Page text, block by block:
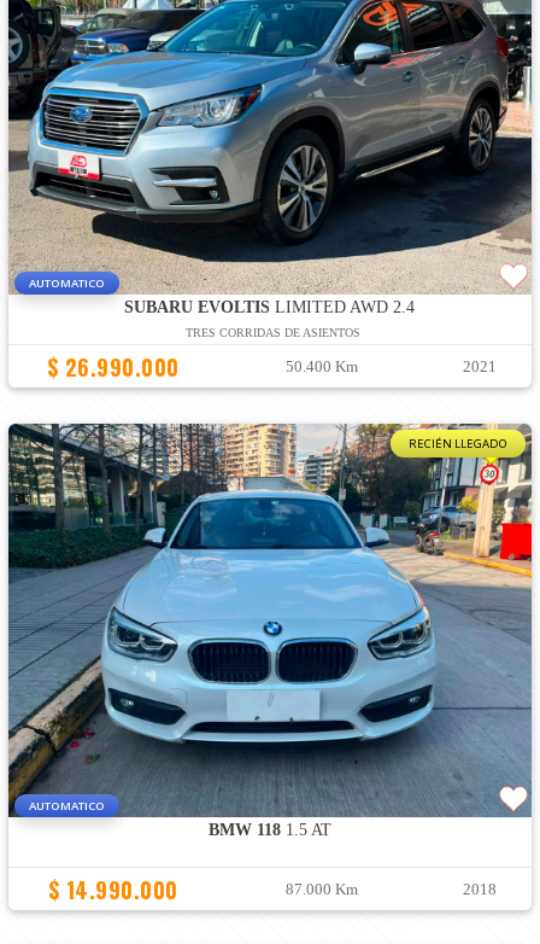
AUTOMATICO
SUBARU EVOLTIS LIMITED AWD 2.4
TRES CORRIDAS DE ASIENTOS
$ 26.990.000 50.400 Km 2021
RECIÉN LLEGADO
AUTOMATICO
BMW 1181.5 AT
$ 14.990.000 87.000 Km 2018